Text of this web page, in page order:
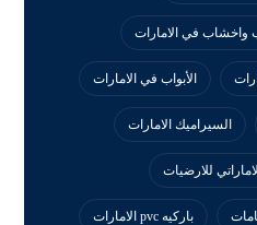
واخشاب في الامارات
الأبواب في الامارات
السيراميك الامارات
للارضيات
باركيه pvc الامارات